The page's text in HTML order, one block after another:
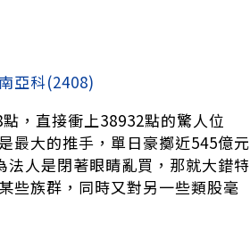
南亞科(2408)
，直接衝上38932點的驚人位
最大的推手，單日豪擲近545億元
人是閉著眼睛亂買，那就大錯特
些族群，同時又對另一些類股毫